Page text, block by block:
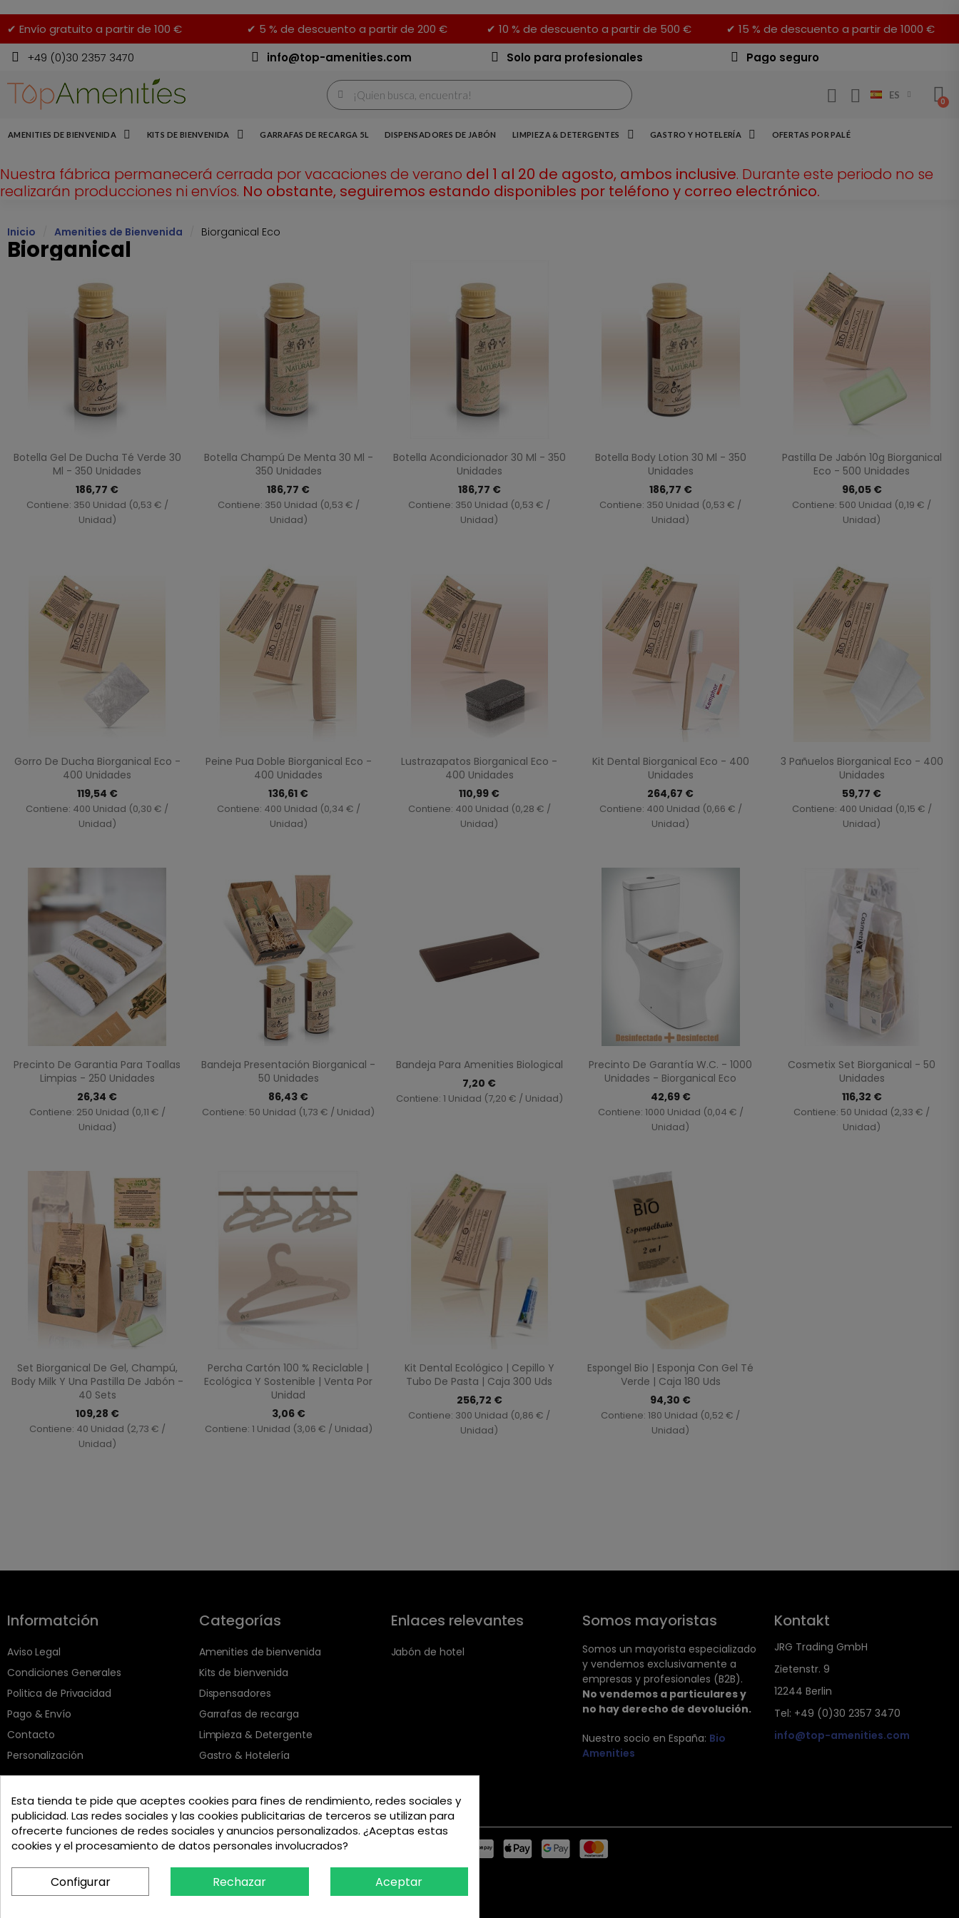
✔ Envío gratuito a partir de 100 € ✔ 5 % de descuento a partir de 200 € ✔ 10 % de descuento a partir de 500 €
✔ 15 % de descuento a partir de 1000 €
+49 (0)30 2357 3470
info@top-amenities.com Solo para profesionales Pago seguro
ES
AMENITIES DE BIENVENIDA KITS DE BIENVENIDA GARRAFAS DE RECARGA 5L DISPENSADORES DE JABÓN LIMPIEZA & DETERGENTES GASTRO Y HOTELERÍA OFERTAS POR PALÉ
Nuestra fábrica permanecerá cerrada por vacaciones de verano del 1 al 20 de agosto, ambos inclusive. Durante este periodo no se
realizarán producciones ni envíos. No obstante, seguiremos estando disponibles por teléfono y correo electrónico.
Inicio Amenities de Bienvenida Biorganical Eco
Biorganical
 Vista rápida
Botella Gel De Ducha Té Verde 30
Ml - 350 Unidades
186,77 €
Contiene: 350 Unidad (0,53 € /
Unidad)
Vista rápida
Botella Champú De Menta 30 Ml -
350 Unidades
186,77 €
Contiene: 350 Unidad (0,53 € /
Unidad)
Vista rápida
Botella Acondicionador 30 Ml - 350
Unidades
186,77 €
Contiene: 350 Unidad (0,53 € /
Unidad)
Vista rápida
Botella Body Lotion 30 Ml - 350
Unidades
186,77 €
Contiene: 350 Unidad (0,53 € /
Unidad)
 Vista rápida
Pastilla De Jabón 10g Biorganical
Eco - 500 Unidades
96,05 €
Contiene: 500 Unidad (0,19 € /
Unidad)
Vista rápida
Gorro De Ducha Biorganical Eco -
400 Unidades
119,54 €
Contiene: 400 Unidad (0,30 € /
Unidad)
Vista rápida
Peine Pua Doble Biorganical Eco -
400 Unidades
136,61 €
Contiene: 400 Unidad (0,34 € /
Unidad)
Vista rápida
Lustrazapatos Biorganical Eco -
400 Unidades
110,99 €
Contiene: 400 Unidad (0,28 € /
Unidad)
 Vista rápida
Kit Dental Biorganical Eco - 400
Unidades
264,67 €
Contiene: 400 Unidad (0,66 € /
Unidad)
Vista rápida
3 Pañuelos Biorganical Eco - 400
Unidades
59,77 €
Contiene: 400 Unidad (0,15 € /
Unidad)
Vista rápida
Precinto De Garantia Para Toallas
Limpias - 250 Unidades
26,34 €
Contiene: 250 Unidad (0,11 € /
Unidad)
Vista rápida
Bandeja Presentación Biorganical -
50 Unidades
86,43 €
Contiene: 50 Unidad (1,73 € / Unidad)
Vista rápida
Bandeja Para Amenities Biological
7,20 €
Contiene: 1 Unidad (7,20 € / Unidad)
Vista rápida
Precinto De Garantía W.C. - 1000
Unidades - Biorganical Eco
42,69 €
Contiene: 1000 Unidad (0,04 € /
Unidad)
Vista rápida
Cosmetix Set Biorganical - 50
Unidades
116,32 €
Contiene: 50 Unidad (2,33 € /
Unidad)
Vista rápida
Set Biorganical De Gel, Champú,
Body Milk Y Una Pastilla De Jabón -
40 Sets
109,28 €
Contiene: 40 Unidad (2,73 € /
Unidad)
Vista rápida
Percha Cartón 100 % Reciclable |
Ecológica Y Sostenible | Venta Por
Unidad
3,06 €
Contiene: 1 Unidad (3,06 € / Unidad)
Vista rápida
Kit Dental Ecológico | Cepillo Y
Tubo De Pasta | Caja 300 Uds
256,72 €
Contiene: 300 Unidad (0,86 € /
Unidad)
Vista rápida
Espongel Bio | Esponja Con Gel Té
Verde | Caja 180 Uds
94,30 €
Contiene: 180 Unidad (0,52 € /
Unidad)
Informatción
Aviso Legal
Condiciones Generales
Politica de Privacidad
Pago & Envío
Contacto
Personalización
Categorías
Amenities de bienvenida
Kits de bienvenida
Dispensadores
Garrafas de recarga
Limpieza & Detergente
Gastro & Hotelería
Enlaces relevantes
Jabón de hotel
Somos mayoristas
Somos un mayorista especializado
y vendemos exclusivamente a
empresas y profesionales (B2B).
No vendemos a particulares y
no hay derecho de devolución.
Nuestro socio en España: Bio
Amenities
Kontakt
JRG Trading GmbH
Zietenstr. 9
12244 Berlin
Tel: +49 (0)30 2357 3470
info@top-amenities.com
Esta tienda te pide que aceptes cookies para fines de rendimiento, redes sociales y
publicidad. Las redes sociales y las cookies publicitarias de terceros se utilizan para
ofrecerte funciones de redes sociales y anuncios personalizados. ¿Aceptas estas
cookies y el procesamiento de datos personales involucrados?
Configurar Rechazar Aceptar